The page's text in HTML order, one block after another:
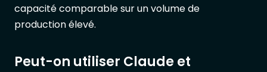
capacité comparable sur un volume de
production élevé.
Peut-on utiliser Claude et